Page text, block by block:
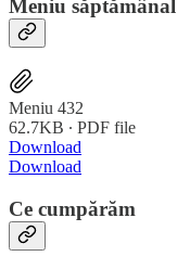
Meniu săptămânal
Meniu 432
62.7KB ∙ PDF file
Download
Download
Ce cumpărăm